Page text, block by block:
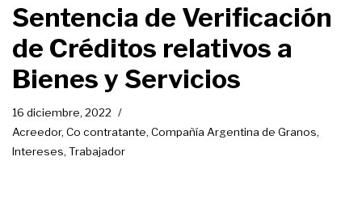
Sentencia de Verificación
de Créditos relativos a
Bienes y Servicios
16 diciembre, 2022
Acreedor, Co contratante, Compañía Argentina de Granos,
Intereses, Trabajador